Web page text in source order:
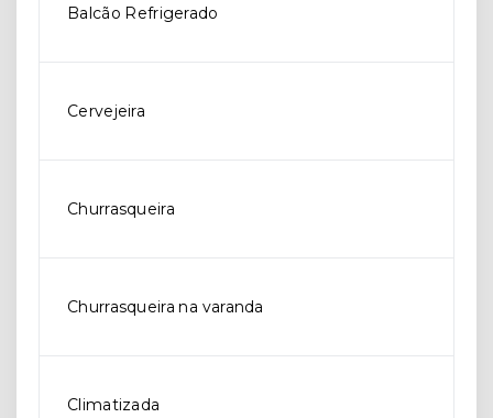
Balcão Refrigerado
Cervejeira
Churrasqueira
Churrasqueira na varanda
Climatizada